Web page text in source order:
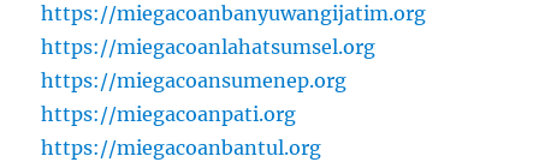
https://miegacoanbanyuwangijatim.org
https://miegacoanlahatsumsel.org
https://miegacoansumenep.org
https://miegacoanpati.org
https://miegacoanbantul.org